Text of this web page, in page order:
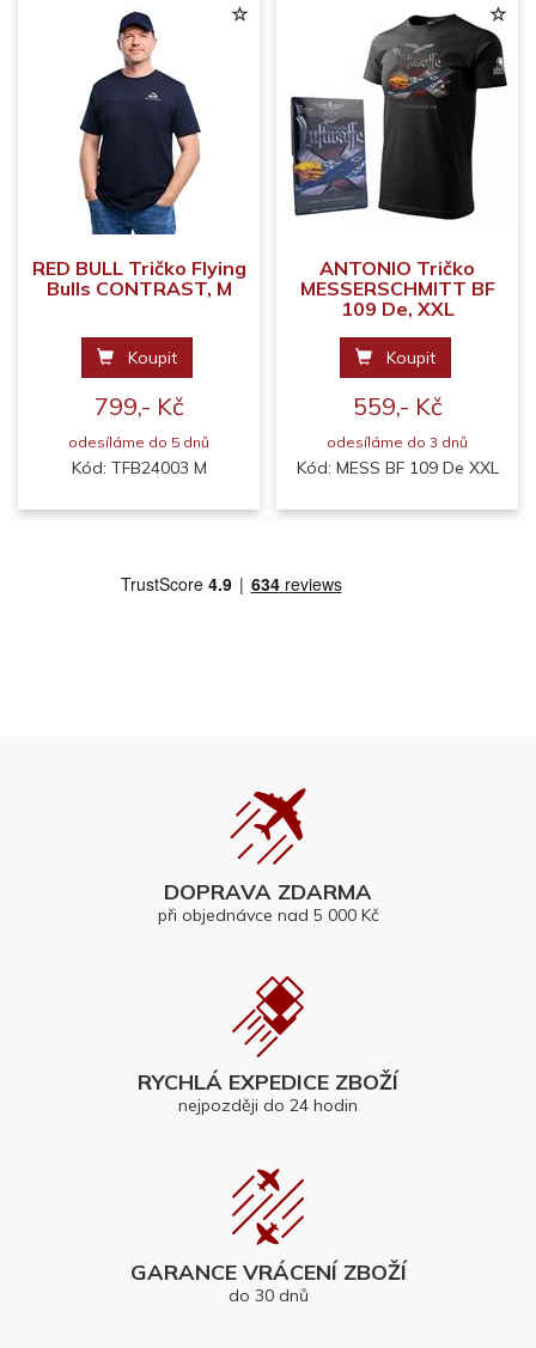
RED BULL Tričko Flying
Bulls CONTRAST, M
Koupit
799,- Kč
odesíláme do 5 dnů
Kód: TFB24003 M
ANTONIO Tričko
MESSERSCHMITT BF
109 De, XXL
Koupit
559,- Kč
odesíláme do 3 dnů
Kód: MESS BF 109 De XXL
DOPRAVA ZDARMA
při objednávce nad 5 000 Kč
RYCHLÁ EXPEDICE ZBOŽÍ
nejpozději do 24 hodin
GARANCE VRÁCENÍ ZBOŽÍ
do 30 dnů